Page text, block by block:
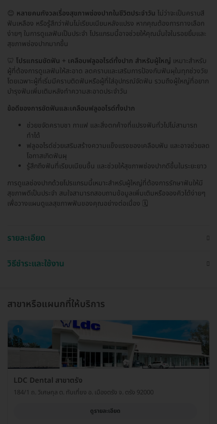
😊 หลายคนกังวลเรื่องสุขภาพช่องปากในชีวิตประจำวัน ไม่ว่าจะเป็นคราบสี
ฟันเหลือง หรือรู้สึกว่าฟันไม่เรียบเนียนหลังแปรง หากคุณต้องการทางเลือก
ง่ายๆ ในการดูแลฟันเป็นประจำ โปรแกรมนี้อาจช่วยให้คุณมั่นใจในรอยยิ้มและ
สุขภาพช่องปากมากขึ้น
🦷 โปรแกรมขัดฟัน + เคลือบฟลูออไรด์ทั้งปาก สำหรับผู้ใหญ่ เหมาะสำหรับ
ผู้ที่ต้องการดูแลฟันให้สะอาด ลดคราบและเสริมการป้องกันฟันผุในทุกช่วงวัย
โดยเฉพาะผู้ที่เริ่มมีคราบติดฟันหรือผู้ที่ใส่อุปกรณ์จัดฟัน รวมถึงผู้ใหญ่ที่อยาก
บำรุงฟันเพิ่มเติมหลังทำความสะอาดประจำวัน
ข้อดีของการขัดฟันและเคลือบฟลูออไรด์ทั้งปาก
ช่วยขจัดคราบชา กาแฟ และสิ่งตกค้างที่แปรงฟันทั่วไปไม่สามารถ
ทำได้
ฟลูออไรด์ช่วยเสริมสร้างความแข็งแรงของเคลือบฟัน และอาจช่วยลด
โอกาสเกิดฟันผุ
รู้สึกถึงฟันที่เรียบเนียนขึ้น และช่วยให้สุขภาพช่องปากดีขึ้นในระยะยาว
การดูแลช่องปากด้วยโปรแกรมนี้เหมาะสำหรับผู้ใหญ่ที่ต้องการรักษาฟันให้มี
สุขภาพดีเป็นประจำ สนใจสามารถสอบถามข้อมูลเพิ่มเติมหรือจองคิวได้ง่ายๆ
เพื่อวางแผนดูแลสุขภาพฟันของคุณอย่างต่อเนื่อง 🗓️
รายละเอียด
วิธีชำระและใช้งาน
สาขาหรือแผนกที่ให้บริการ
1
LDC Dental สาขาตรัง
184/1 ถ. วิเศษกุล ต. ทับเที่ยง อ. เมืองตรัง จ. ตรัง 92000
ดูรายละเอียด